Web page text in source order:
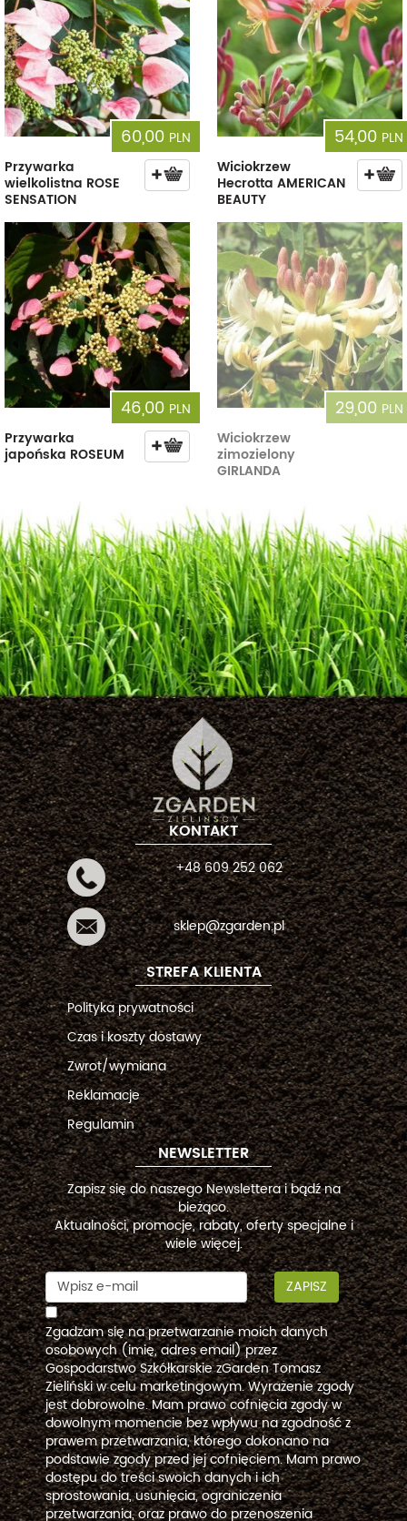
60,00 PLN
Przywarka
wielkolistna ROSE
SENSATION
54,00 PLN
Wiciokrzew
Hecrotta AMERICAN
BEAUTY
46,00 PLN
Przywarka
japońska ROSEUM
29,00 PLN
Wiciokrzew
zimozielony
GIRLANDA
KONTAKT
+48 609 252 062
sklep@zgarden.pl
STREFA KLIENTA
Polityka prywatności
Czas i koszty dostawy
Zwrot/wymiana
Reklamacje
Regulamin
NEWSLETTER
Zapisz się do naszego Newslettera i bądź na
bieżąco.
Aktualności, promocje, rabaty, oferty specjalne i
wiele więcej.
ZAPISZ
Zgadzam się na przetwarzanie moich danych
osobowych (imię, adres email) przez
Gospodarstwo Szkółkarskie zGarden Tomasz
Zieliński w celu marketingowym. Wyrażenie zgody
jest dobrowolne. Mam prawo cofnięcia zgody w
dowolnym momencie bez wpływu na zgodność z
prawem przetwarzania, którego dokonano na
podstawie zgody przed jej cofnięciem. Mam prawo
dostępu do treści swoich danych i ich
sprostowania, usunięcia, ograniczenia
przetwarzania, oraz prawo do przenoszenia